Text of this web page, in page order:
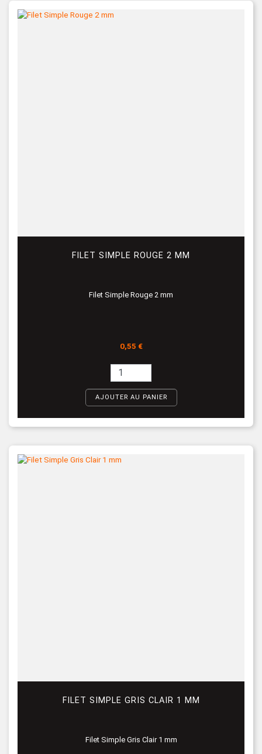
FILET SIMPLE ROUGE 2 MM
Filet Simple Rouge 2 mm
Prix
0,55 €
AJOUTER AU PANIER
FILET SIMPLE GRIS CLAIR 1 MM
Filet Simple Gris Clair 1 mm